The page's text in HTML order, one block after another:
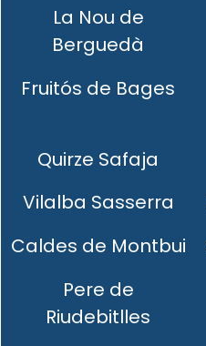
La Nou de
Berguedà
Fruitós de Bages
Quirze Safaja
Vilalba Sasserra
Caldes de Montbui
Pere de
Riudebitlles